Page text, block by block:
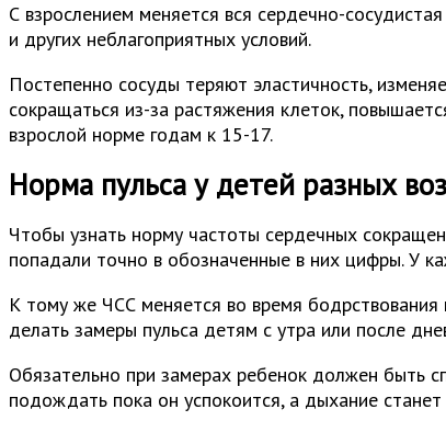
С взрослением меняется вся сердечно-
и других неблагоприятных условий.
Постепенно сосуды теряют эластичность,
сокращаться из-за растяжения клеток,
взрослой норме годам к 15-17.
Норма пульса у детей разных
Чтобы узнать норму частоты сердечных
попадали точно в обозначенные в них цифры. У
К тому же ЧСС меняется во время
делать замеры пульса детям с утра или после
Обязательно при замерах ребенок должен быть
подождать пока он успокоится, а дыхание